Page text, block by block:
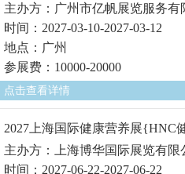
主办方：广州市亿帆展览服务有
时间：2027-03-10-2027-03-12
地点：广州
参展费：10000-20000
点击查看详情
2027上海国际健康营养展{HNC
主办方：上海博华国际展览有限
时间：2027-06-22-2027-06-22